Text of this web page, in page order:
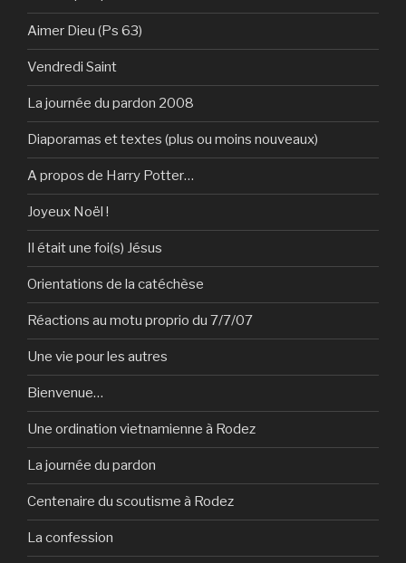
Aimer Dieu (Ps 63)
Vendredi Saint
La journée du pardon 2008
Diaporamas et textes (plus ou moins nouveaux)
A propos de Harry Potter…
Joyeux Noël !
Il était une foi(s) Jésus
Orientations de la catéchèse
Réactions au motu proprio du 7/7/07
Une vie pour les autres
Bienvenue…
Une ordination vietnamienne à Rodez
La journée du pardon
Centenaire du scoutisme à Rodez
La confession